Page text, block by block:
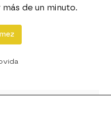
de un minuto.